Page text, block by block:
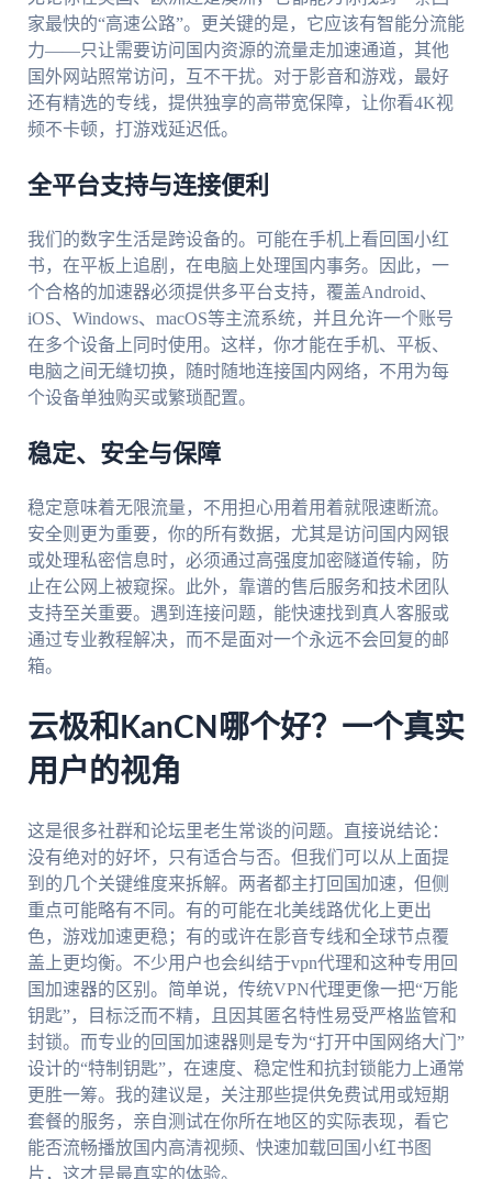
家最快的“高速公路”。更关键的是，它应该有智能分流能
力——只让需要访问国内资源的流量走加速通道，其他
国外网站照常访问，互不干扰。对于影音和游戏，最好
还有精选的专线，提供独享的高带宽保障，让你看4K视
频不卡顿，打游戏延迟低。
全平台支持与连接便利
我们的数字生活是跨设备的。可能在手机上看回国小红
书，在平板上追剧，在电脑上处理国内事务。因此，一
个合格的加速器必须提供多平台支持，覆盖Android、
iOS、Windows、macOS等主流系统，并且允许一个账号
在多个设备上同时使用。这样，你才能在手机、平板、
电脑之间无缝切换，随时随地连接国内网络，不用为每
个设备单独购买或繁琐配置。
稳定、安全与保障
稳定意味着无限流量，不用担心用着用着就限速断流。
安全则更为重要，你的所有数据，尤其是访问国内网银
或处理私密信息时，必须通过高强度加密隧道传输，防
止在公网上被窥探。此外，靠谱的售后服务和技术团队
支持至关重要。遇到连接问题，能快速找到真人客服或
通过专业教程解决，而不是面对一个永远不会回复的邮
箱。
云极和KanCN哪个好？一个真实
用户的视角
这是很多社群和论坛里老生常谈的问题。直接说结论：
没有绝对的好坏，只有适合与否。但我们可以从上面提
到的几个关键维度来拆解。两者都主打回国加速，但侧
重点可能略有不同。有的可能在北美线路优化上更出
色，游戏加速更稳；有的或许在影音专线和全球节点覆
盖上更均衡。不少用户也会纠结于vpn代理和这种专用回
国加速器的区别。简单说，传统VPN代理更像一把“万能
钥匙”，目标泛而不精，且因其匿名特性易受严格监管和
封锁。而专业的回国加速器则是专为“打开中国网络大门”
设计的“特制钥匙”，在速度、稳定性和抗封锁能力上通常
更胜一筹。我的建议是，关注那些提供免费试用或短期
套餐的服务，亲自测试在你所在地区的实际表现，看它
能否流畅播放国内高清视频、快速加载回国小红书图
片，这才是最真实的体验。